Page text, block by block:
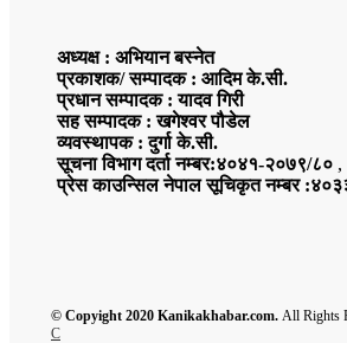
अध्यक्ष : अभियान बस्नेत
प्रकाशक/ सम्पादक : आदिम के.सी.
प्रधान सम्पादक : यादव गिरी
सह सम्पादक : खगेश्वर पौडेल
व्यवस्थापक : दुर्गा के.सी.
सूचना विभाग दर्ता नम्बर:४०४१-२०७९/८० ,
प्रेस काउन्सिल नेपाल सूचिकृत नम्बर
© Copyight 2020 Kanikakhabar.com. All Rights
C